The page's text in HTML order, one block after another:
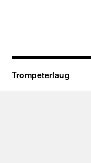
Trompeterlaug